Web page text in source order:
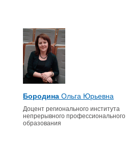
Бородина Ольга Юрьевна
Доцент регионального института
непрерывного профессионального
образования